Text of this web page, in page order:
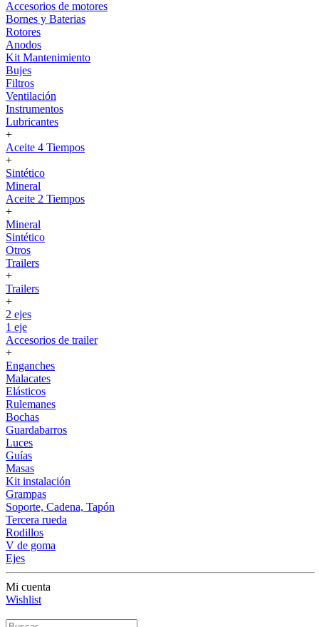
Accesorios de motores
Bornes y Baterias
Rotores
Anodos
Kit Mantenimiento
Bujes
Filtros
Ventilación
Instrumentos
Lubricantes
+
Aceite 4 Tiempos
+
Sintético
Mineral
Aceite 2 Tiempos
+
Mineral
Sintético
Otros
Trailers
+
Trailers
+
2 ejes
1 eje
Accesorios de trailer
+
Enganches
Malacates
Elásticos
Rulemanes
Bochas
Guardabarros
Luces
Guías
Masas
Kit instalación
Grampas
Soporte, Cadena, Tapón
Tercera rueda
Rodillos
V de goma
Ejes
Mi cuenta
Wishlist